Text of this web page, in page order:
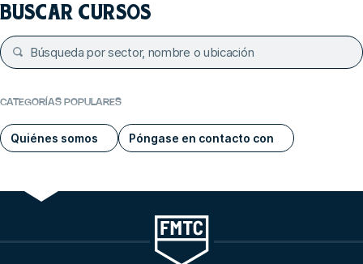
BUSCAR CURSOS
CATEGORÍAS POPULARES
Quiénes somos Póngase en contacto con